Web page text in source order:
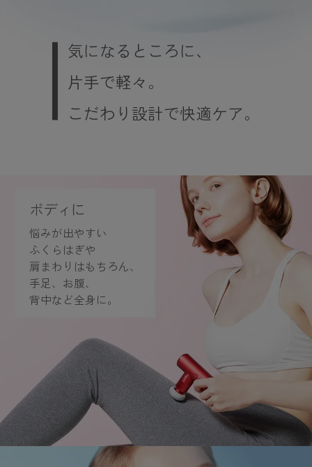
気になるところに、
片手で軽々。
こだわり設計で快適ケア。
ボディに
悩みが出やすい
ふくらはぎや
肩まわりはもちろん、
手足、お腹、
背中など全身に。